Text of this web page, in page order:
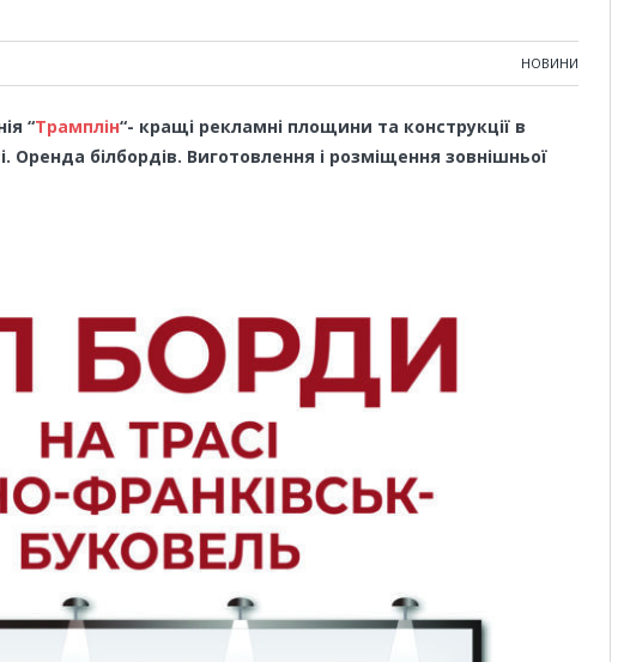
НОВИНИ
“Трамплін“- кращі рекламні площини та конструкції в
Оренда білбордів. Виготовлення і розміщення зовнішньої